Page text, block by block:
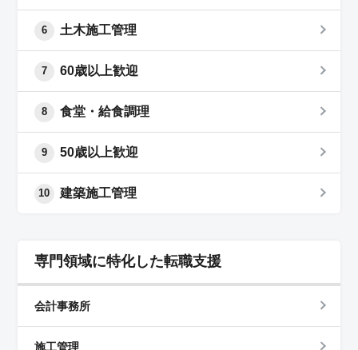
6 土木施工管理
7 60歳以上歓迎
8 食堂・給食調理
9 50歳以上歓迎
10 建築施工管理
専門領域に特化した転職支援
会計事務所
施工管理